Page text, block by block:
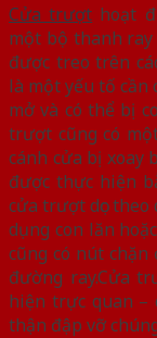
Cửa trượt hoạt
một bộ thanh ray
được treo trên
là một yếu tố cần
mở và có thể bị
trượt cũng có
cánh cửa bị xoay
được thực hiện
cửa trượt dọc
dụng con lăn
cũng có nút
đường ray.Cửa
hiện trực quan –
thận đập vỡ